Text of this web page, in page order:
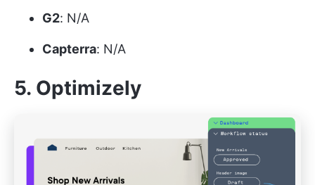
G2: N/A
Capterra: N/A
5. Optimizely